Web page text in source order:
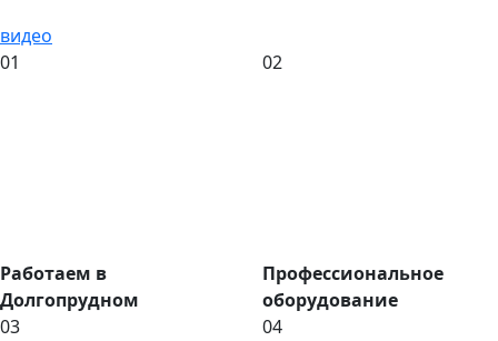
видео
01
Работаем в
Долгопрудном
02
Профессиональное
оборудование
03
04